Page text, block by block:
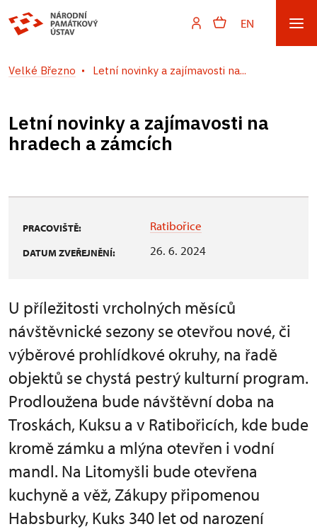
EN
Velké Březno Letní novinky a zajímavosti na...
Letní novinky a zajímavosti na
hradech a zámcích
PRACOVIŠTĚ: Ratibořice
DATUM ZVEŘEJNĚNÍ: 26. 6. 2024
U příležitosti vrcholných měsíců
návštěvnické sezony se otevřou nové, či
výběrové prohlídkové okruhy, na řadě
objektů se chystá pestrý kulturní program.
Prodloužena bude návštěvní doba na
Troskách, Kuksu a v Ratibořicích, kde bude
kromě zámku a mlýna otevřen i vodní
mandl. Na Litomyšli bude otevřena
kuchyně a věž, Zákupy připomenou
Habsburky, Kuks 340 let od narození